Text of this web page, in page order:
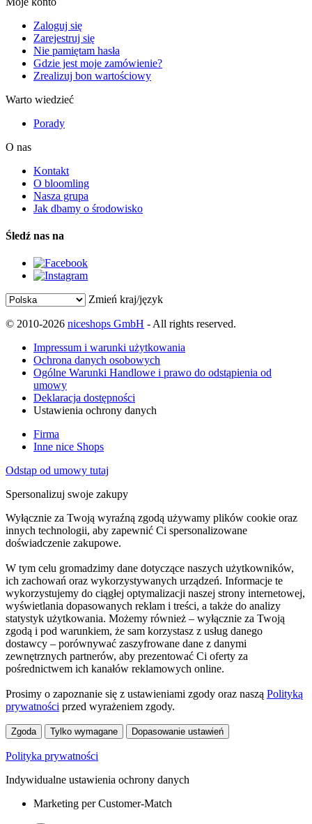
Zaloguj się
Zarejestruj się
Nie pamiętam hasła
Gdzie jest moje zamówienie?
Zrealizuj bon wartościowy
Warto wiedzieć
Porady
O nas
Kontakt
O bloomling
Nasza grupa
Jak dbamy o środowisko
Śledź nas na
Zmień kraj/język
© 2010-2026 niceshops GmbH - All rights reserved.
Impressum i warunki użytkowania
Ochrona danych osobowych
Ogólne Warunki Handlowe i prawo do odstąpienia od
umowy
Deklaracja dostępności
Ustawienia ochrony danych
Firma
Inne nice Shops
Odstąp od umowy tutaj
Spersonalizuj swoje zakupy
Wyłącznie za Twoją wyraźną zgodą używamy plików cookie oraz
innych technologii, aby zapewnić Ci spersonalizowane
doświadczenie zakupowe.
W tym celu gromadzimy dane dotyczące naszych użytkowników,
ich zachowań oraz wykorzystywanych urządzeń. Informacje te
wykorzystujemy do ciągłej optymalizacji naszej strony internetowej,
wyświetlania dopasowanych reklam i treści, a także do analizy
statystyk użytkowania. Możemy również – wyłącznie za Twoją
zgodą i pod warunkiem, że sam korzystasz z usług danego
dostawcy – porównywać zaszyfrowane dane z danymi
zewnętrznych partnerów, aby prezentować Ci oferty za
pośrednictwem ich kanałów reklamowych online.
Prosimy o zapoznanie się z ustawieniami zgody oraz naszą Polityką
prywatności przed wyrażeniem zgody.
Zgoda Tylko wymagane Dopasowanie ustawień
Polityka prywatności
Indywidualne ustawienia ochrony danych
Marketing per Customer-Match